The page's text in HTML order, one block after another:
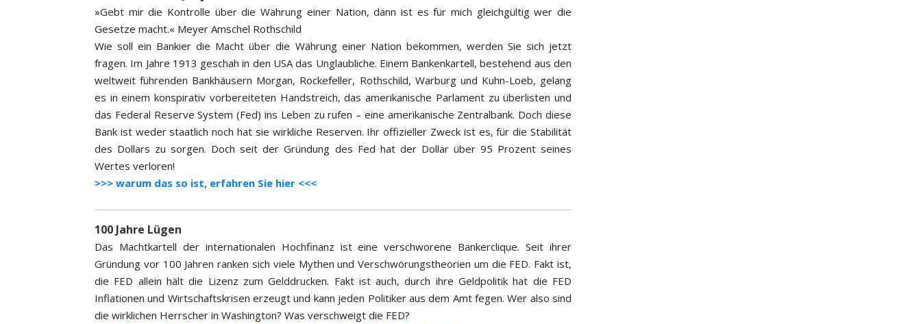
»Gebt mir die Kontrolle über die Währung einer Nation, dann ist es für mich gleichgültig wer die
Gesetze macht.« Meyer Amschel Rothschild
Wie soll ein Bankier die Macht über die Währung einer Nation bekommen, werden Sie sich jetzt
fragen. Im Jahre 1913 geschah in den USA das Unglaubliche. Einem Bankenkartell, bestehend aus den
weltweit führenden Bankhäusern Morgan, Rockefeller, Rothschild, Warburg und Kuhn-Loeb, gelang
es in einem konspirativ vorbereiteten Handstreich, das amerikanische Parlament zu überlisten und
das Federal Reserve System (Fed) ins Leben zu rufen – eine amerikanische Zentralbank. Doch diese
Bank ist weder staatlich noch hat sie wirkliche Reserven. Ihr offizieller Zweck ist es, für die Stabilität
des Dollars zu sorgen. Doch seit der Gründung des Fed hat der Dollar über 95 Prozent seines
Wertes verloren!
>>> warum das so ist, erfahren Sie hier <<<
100 Jahre Lügen
Das Machtkartell der internationalen Hochfinanz ist eine verschworene Bankerclique. Seit ihrer
Gründung vor 100 Jahren ranken sich viele Mythen und Verschwörungstheorien um die FED. Fakt ist,
die FED allein hält die Lizenz zum Gelddrucken. Fakt ist auch, durch ihre Geldpolitik hat die FED
Inflationen und Wirtschaftskrisen erzeugt und kann jeden Politiker aus dem Amt fegen. Wer also sind
die wirklichen Herrscher in Washington? Was verschweigt die FED?